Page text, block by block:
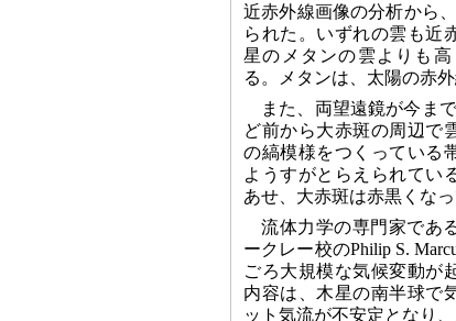
近赤外線画像の分析から
られた。いずれの雲も近
星のメタンの雲よりも
る。メタンは、太陽の赤
また、両望遠鏡が今ま
ど前から大赤斑の周辺で
の縞模様をつくっている
ようすがとらえられてい
あせ、大赤斑は赤黒くなっ
流体力学の専門家であ
ークレー校のPhilip S.
ごろ大規模な気候変動が
内容は、木星の南半球で
ット気流が不安定となり